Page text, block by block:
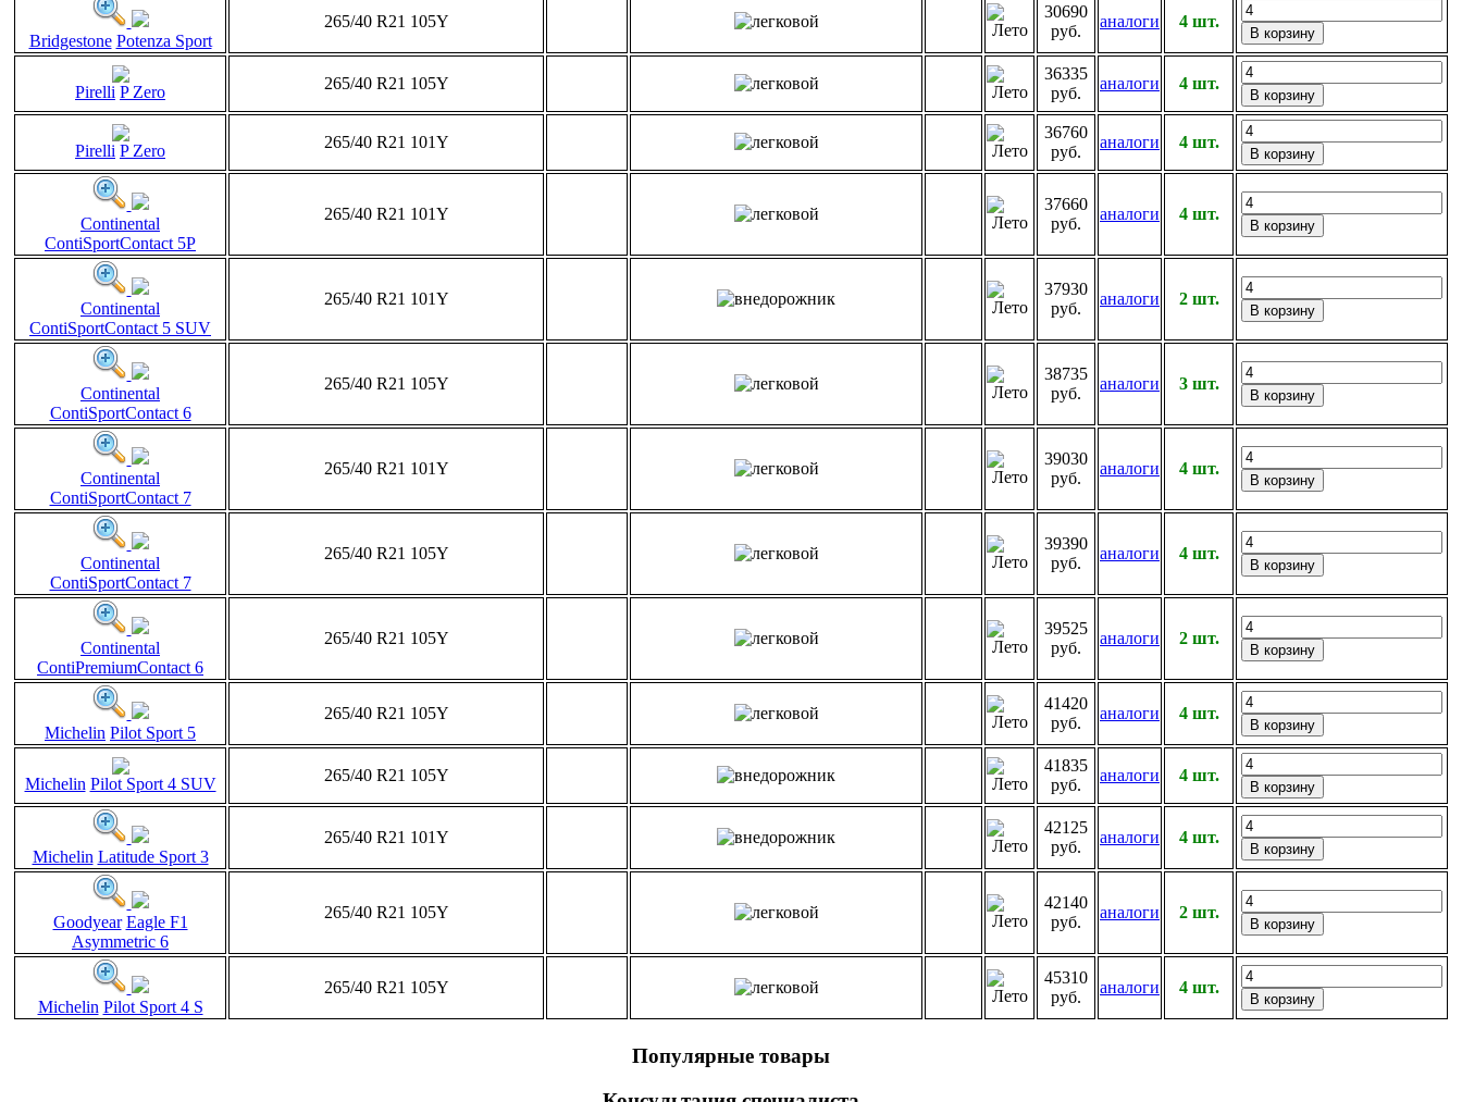
Bridgestone Potenza Sport
265/40 R21 105Y
30690
руб.
аналоги 4 шт.
Pirelli P Zero 265/40 R21 105Y
36335
руб.
аналоги 4 шт.
Pirelli P Zero 265/40 R21 101Y
36760
руб.
аналоги 4 шт.
Continental
ContiSportContact 5P
265/40 R21 101Y
37660
руб.
аналоги 4 шт.
Continental
ContiSportContact 5 SUV
265/40 R21 101Y
37930
руб.
аналоги 2 шт.
Continental
ContiSportContact 6
265/40 R21 105Y
38735
руб.
аналоги 3 шт.
Continental
ContiSportContact 7
265/40 R21 101Y
39030
руб.
аналоги 4 шт.
Continental
ContiSportContact 7
265/40 R21 105Y
39390
руб.
аналоги 4 шт.
Continental
ContiPremiumContact 6
265/40 R21 105Y
39525
руб.
аналоги 2 шт.
Michelin Pilot Sport 5
265/40 R21 105Y
41420
руб.
аналоги 4 шт.
Michelin Pilot Sport 4 SUV 265/40 R21 105Y
41835
руб.
аналоги 4 шт.
Michelin Latitude Sport 3
265/40 R21 101Y
42125
руб.
аналоги 4 шт.
Goodyear Eagle F1
Asymmetric 6
265/40 R21 105Y
42140
руб.
аналоги 2 шт.
Michelin Pilot Sport 4 S
265/40 R21 105Y
45310
руб.
аналоги 4 шт.
Популярные товары